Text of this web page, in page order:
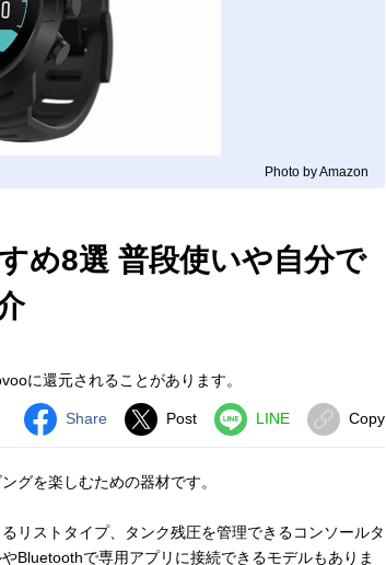
Photo by Amazon
め8選 普段使いや自分で
に還元されることがあります。
Share Post LINE Copy
グを楽しむための器材です。
リストタイプ、タンク残圧を管理できるコンソールタ
Bluetoothで専用アプリに接続できるモデルもありま